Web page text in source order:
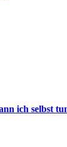
ich selbst